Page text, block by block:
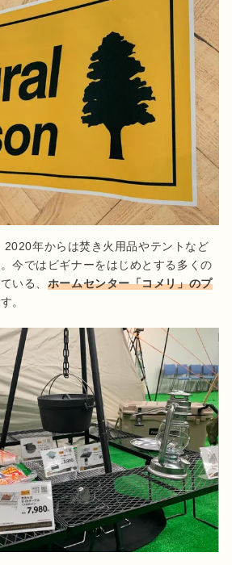
年からは焚き火用品やテントなど
今ではビギナーをはじめとする多くの
いる、 ホームセンター「コメリ」のプ
。